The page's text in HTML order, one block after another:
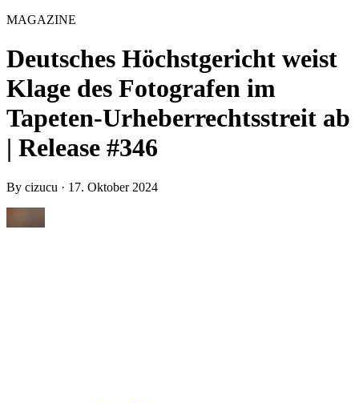
MAGAZINE
Deutsches Höchstgericht weist
Klage des Fotografen im
Tapeten-Urheberrechtsstreit ab
| Release #346
By cizucu · 17. Oktober 2024